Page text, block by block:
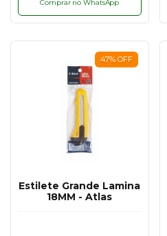
Comprar no WhatsApp
47% OFF
Estilete Grande Lamina
18MM - Atlas